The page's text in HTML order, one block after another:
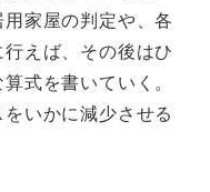
家屋の判定や、各
えば、その後はひ
式を書いていく。
いかに減少させる